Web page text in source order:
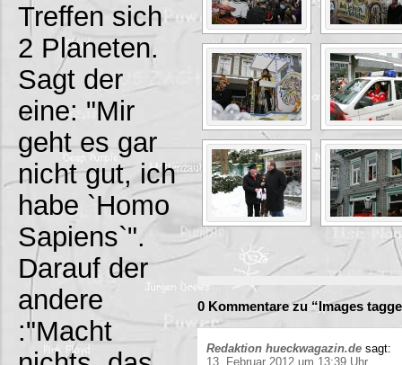
Treffen sich
2 Planeten.
Sagt der
eine: "Mir
geht es gar
nicht gut, ich
habe `Homo
Sapiens`".
Darauf der
andere
:"Macht
0 Kommentare zu “Images
Redaktion hueckwagazin.de sagt:
13. Februar 2012 um 13:39 Uhr